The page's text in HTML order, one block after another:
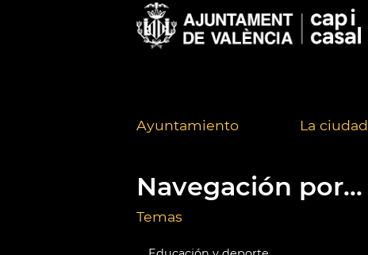
Ayuntamiento La ciudad
Navegación por...
Temas